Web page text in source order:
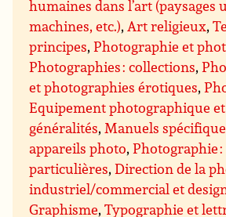
humaines dans l’art (paysages
machines, etc.),Art religieux,
principes,Photographie et
Photographies : collections,
et photographies érotiques,
Equipement photographique
généralités,Manuels
appareils photo,Photographie
particulières,Direction de la
industriel/commercial et
Graphisme,Typographie et